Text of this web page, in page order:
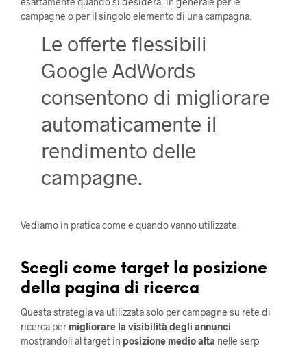
campagne o per il singolo elemento di una campagna.
Le offerte flessibili
Google AdWords
consentono di migliorare
automaticamente il
rendimento delle
campagne.
Vediamo in pratica come e quando vanno utilizzate.
Scegli come target la posizione
della pagina di ricerca
Questa strategia va utilizzata solo per campagne su rete di
ricerca per migliorare la visibilità degli annunci
mostrandoli al target in posizione medio alta nelle serp